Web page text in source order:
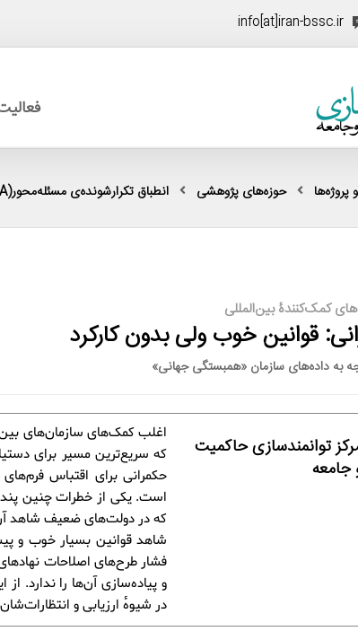
info[at]iran-bssc.ir
حوزه‌های پژوهشی انطباق تکرارشونده‌ی مسئله‌محور(PDIA)
کمک‌کنندۀ بین‌المللی
قوانین خوب ولی بدون کارکرد
به داده‌های سازمان «همبستگی جهانی»
اغلب کمک‌های ساز‌مان‌های
که سریع‌ترین مسیر برای
حکمرانی برای اقتباس
است. یکی از خطرات چنین
که در دولت‌های ضعیف شاهد
شاهد قوانین بسیار خوب و
فشار طرح‌های اصلاحات
و پیاده‌سازی آن‌ها را ندارد.
در شیوۀ ارزیابی و
توانمندسازی حاکمیت
جامعه